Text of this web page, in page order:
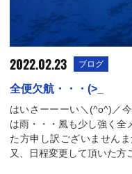
2022.02.23 ブログ
全便欠航・・・(>_
はいさーーーい＼(^o^)／
は雨・・・風も少し強く全
た方申し訳ございません
又、日程変更して頂いた方